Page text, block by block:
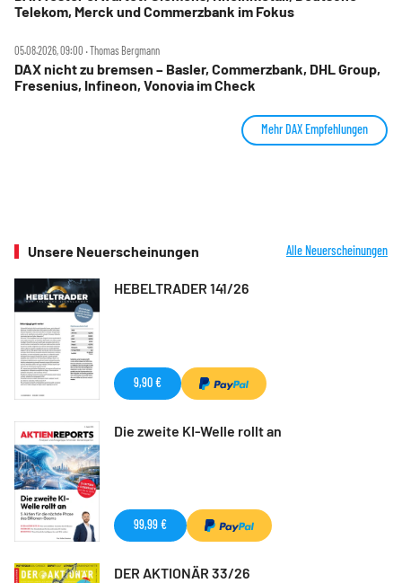
Telekom, Merck und Commerzbank im Fokus
05.08.2026, 09:00 ‧ Thomas Bergmann
DAX nicht zu bremsen – Basler, Commerzbank, DHL Group,
Fresenius, Infineon, Vonovia im Check
Mehr DAX Empfehlungen
Unsere Neuerscheinungen Alle Neuerscheinungen
HEBELTRADER 141/26
9,90 €
Die zweite KI-Welle rollt an
99,99 €
DER AKTIONÄR 33/26